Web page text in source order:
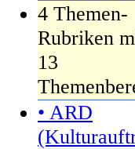
4 Themen-
Rubriken
13
• ARD